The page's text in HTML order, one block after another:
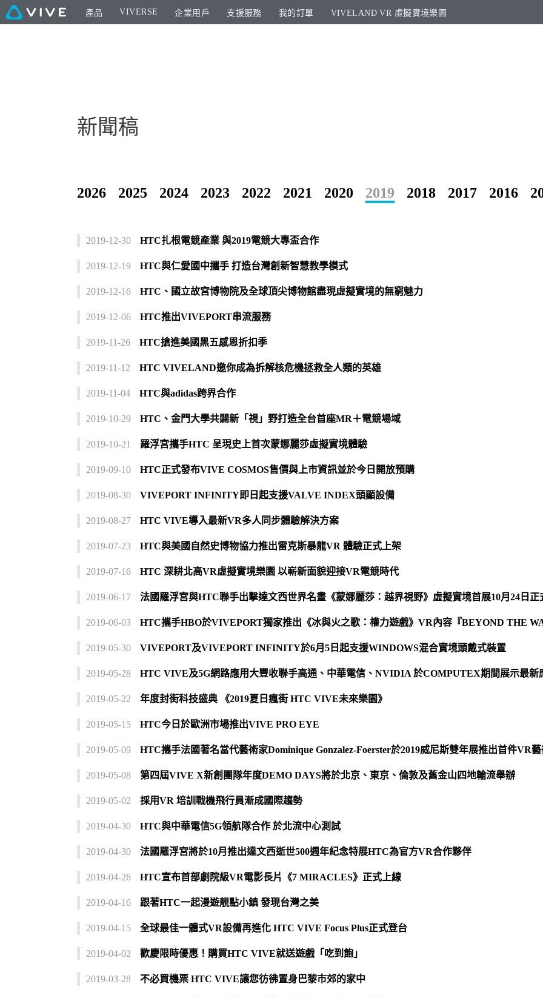
產品 VIVERSE 企業用戶 支援服務 我的訂單 VIVELAND VR 虛擬實境樂園​
新聞稿
2026 2025 2024 2023 2022 2021 2020 2019 2018 2017 2016
2019-12-30 HTC扎根電競產業 與2019電競大專盃合作
2019-12-19 HTC與仁愛國中攜手 打造台灣創新智慧教學模式
2019-12-16 HTC、國立故宮博物院及全球頂尖博物館盡現虛擬實境的無窮魅力
2019-12-06 HTC推出VIVEPORT串流服務
2019-11-26 HTC搶進美國黑五感恩折扣季
2019-11-12 HTC VIVELAND邀你成為拆解核危機拯救全人類的英雄
2019-11-04 HTC與adidas跨界合作
2019-10-29 HTC、金門大學共闢新「視」野打造全台首座MR＋電競場域
2019-10-21 羅浮宮攜手HTC 呈現史上首次蒙娜麗莎虛擬實境體驗
2019-09-10 HTC正式發布VIVE COSMOS售價與上市資訊並於今日開放預購
2019-08-30 VIVEPORT INFINITY即日起支援VALVE INDEX頭顯設備
2019-08-27 HTC VIVE導入最新VR多人同步體驗解決方案
2019-07-23 HTC與美國自然史博物協力推出雷克斯暴龍VR 體驗正式上架
2019-07-16 HTC 深耕北高VR虛擬實境樂園 以嶄新面貌迎接VR電競時代
2019-06-17 法國羅浮宮與HTC聯手出擊達文西世界名畫《蒙娜麗莎：越界視野》虛擬實境首展10月24日正
2019-06-03 HTC攜手HBO於VIVEPORT獨家推出《冰與火之歌：權力遊戲》VR內容『BEYOND THE
2019-05-30 VIVEPORT及VIVEPORT INFINITY於6月5日起支援WINDOWS混合實境頭戴式裝置
2019-05-28 HTC VIVE及5G網路應用大豐收聯手高通、中華電信、NVIDIA 於COMPUTEX期間展示最新
2019-05-22 年度封街科技盛典 《2019夏日瘋街 HTC VIVE未來樂園》
2019-05-15 HTC今日於歐洲市場推出VIVE PRO EYE
2019-05-09 HTC攜手法國著名當代藝術家Dominique Gonzalez-Foerster於2019威尼斯雙年展推出首件VR
2019-05-08 第四屆VIVE X新創團隊年度DEMO DAYS將於北京、東京、倫敦及舊金山四地輪流舉辦
2019-05-02 採用VR 培訓戰機飛行員漸成國際趨勢
2019-04-30 HTC與中華電信5G領航隊合作 於北流中心測試
2019-04-30 法國羅浮宮將於10月推出達文西逝世500週年紀念特展HTC為官方VR合作夥伴
2019-04-26 HTC宣布首部劇院級VR電影長片《7 MIRACLES》正式上線
2019-04-16 跟著HTC一起漫遊靚點小鎮 發現台灣之美
2019-04-15 全球最佳一體式VR設備再進化 HTC VIVE Focus Plus正式登台
2019-04-02 歡慶限時優惠！購買HTC VIVE就送遊戲「吃到飽」
2019-03-28 不必買機票 HTC VIVE讓您彷彿置身巴黎市郊的家中